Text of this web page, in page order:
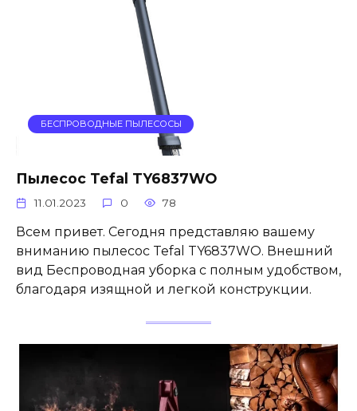
БЕСПРОВОДНЫЕ ПЫЛЕСОСЫ
Пылесос Tefal TY6837WO
11.01.2023 0 78
Всем привет. Сегодня представляю вашему
вниманию пылесос Tefal TY6837WO. Внешний
вид Беспроводная уборка с полным удобством,
благодаря изящной и легкой конструкции.